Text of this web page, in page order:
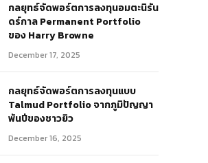
กลยุทธ์​จัดพอร์ตการลงทุนอมตะนิรัน
ดร์กาล Permanent Portfolio
ของ Harry Browne
December 17, 2025
กลยุทธ์จัดพอร์ตการลงทุนแบบ
Talmud Portfolio จากภูมิปัญญา
พันปีของชาวยิว
December 16, 2025